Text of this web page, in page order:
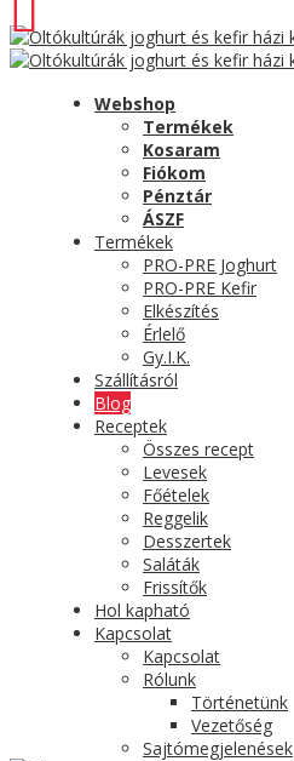
Webshop
Termékek
Kosaram
Fiókom
Pénztár
ÁSZF
Termékek
PRO-PRE Joghurt
PRO-PRE Kefir
Elkészítés
Érlelő
Gy.I.K.
Szállításról
Blog
Receptek
Összes recept
Levesek
Főételek
Reggelik
Desszertek
Saláták
Frissítők
Hol kapható
Kapcsolat
Kapcsolat
Rólunk
Történetünk
Vezetőség
Sajtómegjelenések